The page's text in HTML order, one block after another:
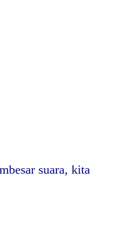
suara, kita